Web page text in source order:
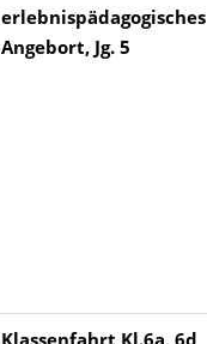
erlebnispädagogisches
Angebort, Jg. 5
Klassenfahrt Kl.6a, 6d